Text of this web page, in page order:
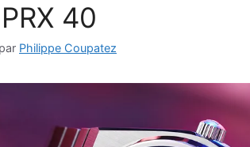
40
par Philippe Coupatez